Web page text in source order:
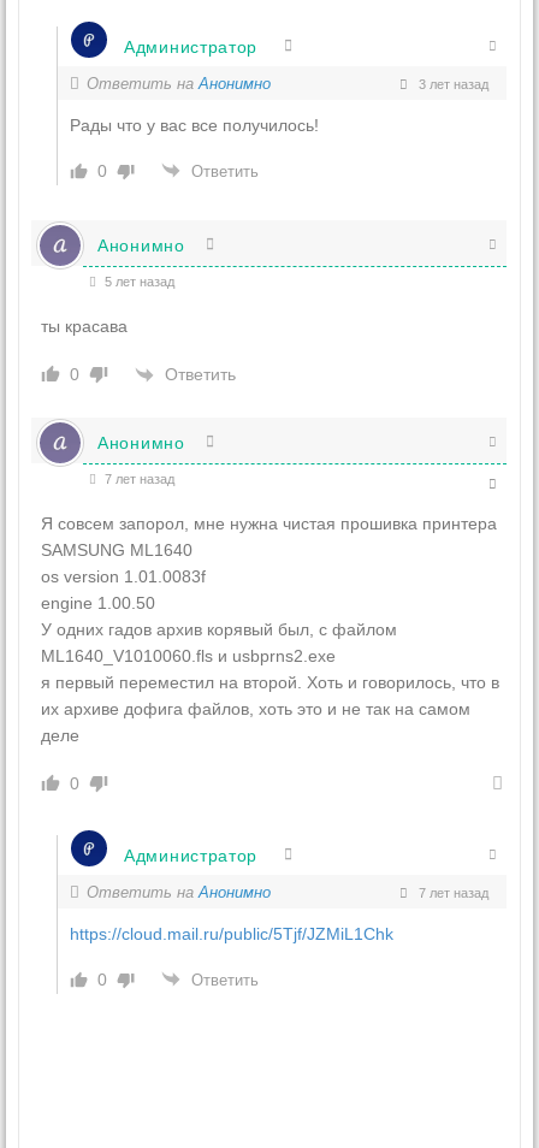
Администратор
Ответить на Анонимно 3 лет назад
Рады что у вас все получилось!
0 Ответить
Анонимно
5 лет назад
ты красава
0 Ответить
Анонимно
7 лет назад
Я совсем запорол, мне нужна чистая прошивка принтера
SAMSUNG ML1640
os version 1.01.0083f
engine 1.00.50
У одних гадов архив корявый был, с файлом
ML1640_V1010060.fls и usbprns2.exe
я первый переместил на второй. Хоть и говорилось, что в
их архиве дофига файлов, хоть это и не так на самом
деле
0
Администратор
Ответить на Анонимно 7 лет назад
https://cloud.mail.ru/public/5Tjf/JZMiL1Chk
0 Ответить